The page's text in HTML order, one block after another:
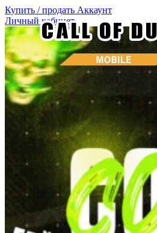
Купить / продать Аккаунт
Личный кабинет